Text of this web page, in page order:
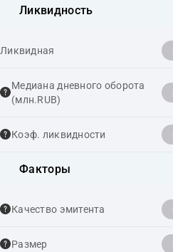
Ликвидность
Ликвидная
Медиана дневного оборота
(млн.RUB)
Коэф. ликвидности
Факторы
Качество эмитента
Размер